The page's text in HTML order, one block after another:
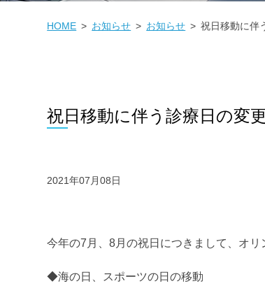
HOME お知らせ お知らせ 祝日移動に伴
祝日移動に伴う診療日の変
2021年07月08日
今年の7月、8月の祝日につきまして、オ
◆海の日、スポーツの日の移動